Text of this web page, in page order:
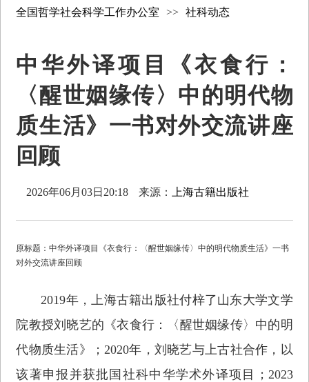
全国哲学社会科学工作办公室 >> 社科动态
中华外译项目《衣食行：
〈醒世姻缘传〉中的明代物
质生活》一书对外交流讲座
回顾
2026年06月03日20:18 来源： 上海古籍出版社
原标题：中华外译项目《衣食行：〈醒世姻缘传〉中的明代物质生活》一书
对外交流讲座回顾
2019年，上海古籍出版社付梓了山东大学文学
院教授刘晓艺的《衣食行：〈醒世姻缘传〉中的明
代物质生活》；2020年，刘晓艺与上古社合作，以
该著申报并获批国社科中华学术外译项目；2023